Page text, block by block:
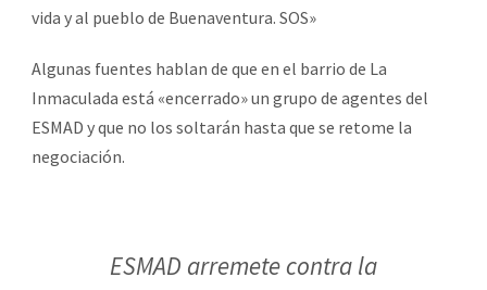
vida y al pueblo de Buenaventura. SOS»
Algunas fuentes hablan de que en el barrio de La
Inmaculada está «encerrado» un grupo de agentes del
ESMAD y que no los soltarán hasta que se retome la
negociación.
ESMAD arremete contra la